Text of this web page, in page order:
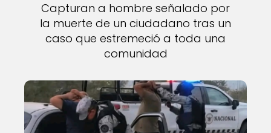
Capturan a hombre señalado por
la muerte de un ciudadano tras un
caso que estremeció a toda una
comunidad